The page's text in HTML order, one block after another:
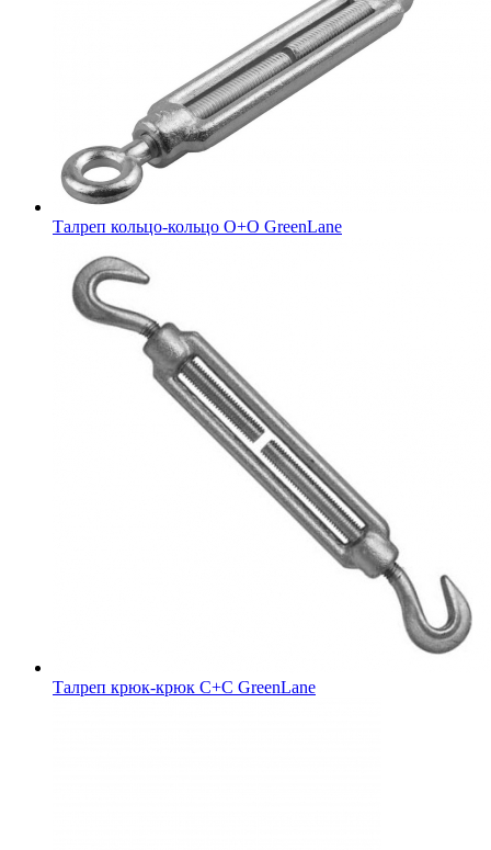
Талреп кольцо-кольцо О+О GreenLane
Талреп крюк-крюк C+C GreenLane